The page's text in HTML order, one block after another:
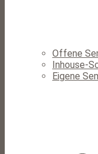
Offene
Inhouse-
Eigene